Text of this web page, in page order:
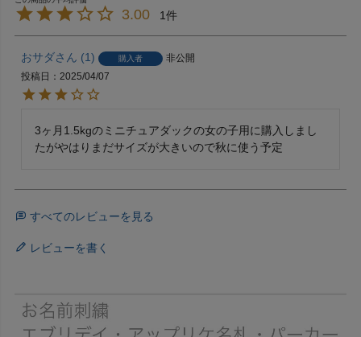
3.00 1
おサダ 1 購入者
非公開
投稿日
2025/04/07
3ヶ月1.5kgのミニチュアダックの女の子用に購入しまし
たがやはりまだサイズが大きいので秋に使う予定
すべてのレビューを見る
レビューを書く